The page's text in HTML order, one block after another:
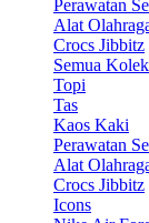
Perawatan
Alat
Crocs Jibbitz
Semua
Topi
Tas
Kaos Kaki
Perawatan
Alat
Crocs Jibbitz
Icons